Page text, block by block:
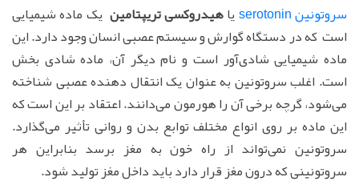
سروتونین serotonin یاهیدروکسی تریپتامین یک ماده شیمیایی
است که در دستگاه گوارش و سیستم عصبی انسان وجود دارد. این
ماده شیمیایی شادی‌آور است و نام دیگر آن، ماده شادی بخش
است. اغلب سروتونین به عنوان یک انتقال دهنده عصبی شناخته
می‌شود، گرچه برخی آن را هورمون می‌دانند. اعتقاد بر این است که
این ماده بر روی انواع مختلف توابع بدن و روانی تأثیر می‌گذارد.
سروتونین نمی‌تواند از راه خون به مغز برسد بنابراین هر
سروتونینی که درون مغز قرار دارد باید داخل مغز تولید شود.